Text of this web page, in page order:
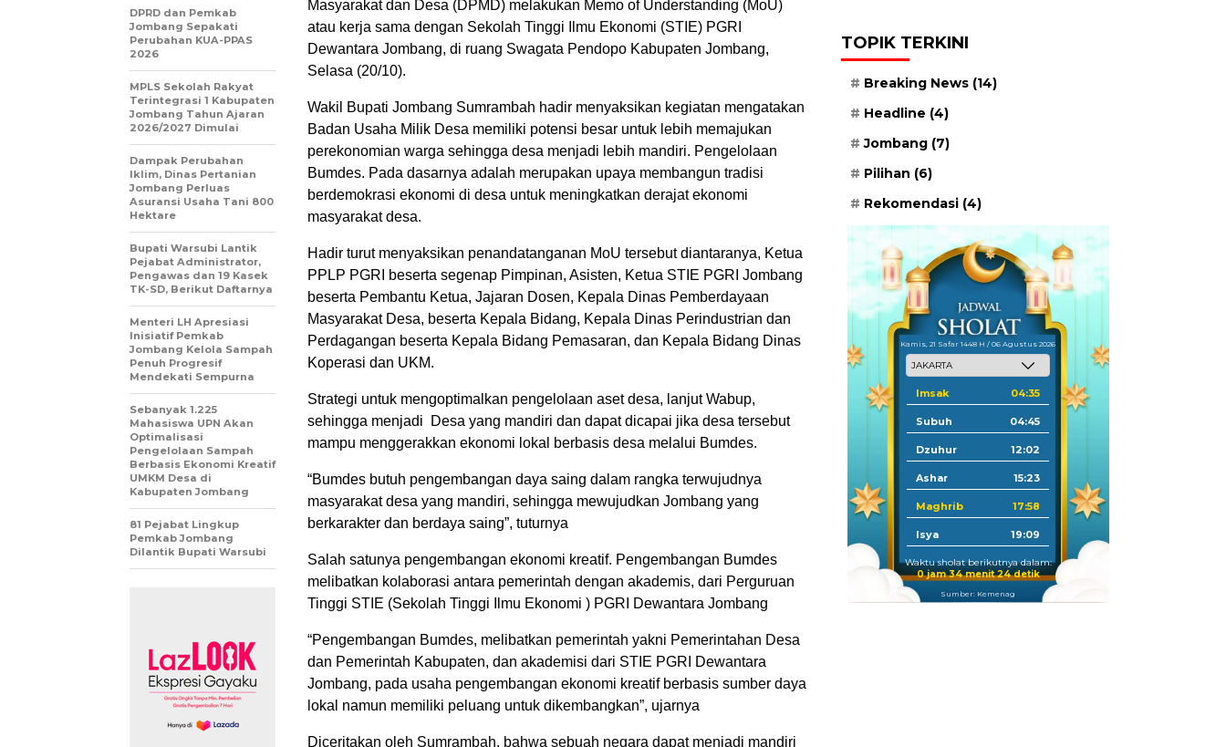
Masyarakat dan Desa (DPMD) melakukan Memo of Understanding (MoU)
atau kerja sama dengan Sekolah Tinggi Ilmu Ekonomi (STIE) PGRI
Dewantara Jombang, di ruang Swagata Pendopo Kabupaten Jombang,
Selasa (20/10).
Wakil Bupati Jombang Sumrambah hadir menyaksikan kegiatan mengatakan
Badan Usaha Milik Desa memiliki potensi besar untuk lebih memajukan
perekonomian warga sehingga desa menjadi lebih mandiri. Pengelolaan
Bumdes. Pada dasarnya adalah merupakan upaya membangun tradisi
berdemokrasi ekonomi di desa untuk meningkatkan derajat ekonomi
masyarakat desa.
Hadir turut menyaksikan penandatanganan MoU tersebut diantaranya, Ketua
PPLP PGRI beserta segenap Pimpinan, Asisten, Ketua STIE PGRI Jombang
beserta Pembantu Ketua, Jajaran Dosen, Kepala Dinas Pemberdayaan
Masyarakat Desa, beserta Kepala Bidang, Kepala Dinas Perindustrian dan
Perdagangan beserta Kepala Bidang Pemasaran, dan Kepala Bidang Dinas
Koperasi dan UKM.
Strategi untuk mengoptimalkan pengelolaan aset desa, lanjut Wabup,
sehingga menjadi Desa yang mandiri dan dapat dicapai jika desa tersebut
mampu menggerakkan ekonomi lokal berbasis desa melalui Bumdes.
“Bumdes butuh pengembangan daya saing dalam rangka terwujudnya
masyarakat desa yang mandiri, sehingga mewujudkan Jombang yang
berkarakter dan berdaya saing”, tuturnya
Salah satunya pengembangan ekonomi kreatif. Pengembangan Bumdes
melibatkan kolaborasi antara pemerintah dengan akademis, dari Perguruan
Tinggi STIE (Sekolah Tinggi Ilmu Ekonomi ) PGRI Dewantara Jombang
“Pengembangan Bumdes, melibatkan pemerintah yakni Pemerintahan Desa
dan Pemerintah Kabupaten, dan akademisi dari STIE PGRI Dewantara
Jombang, pada usaha pengembangan ekonomi kreatif berbasis sumber daya
lokal namun memiliki peluang untuk dikembangkan”, ujarnya
Diceritakan oleh Sumrambah, bahwa sebuah negara dapat menjadi mandiri
DPRD dan Pemkab
Jombang Sepakati
Perubahan KUA-PPAS
2026
MPLS Sekolah Rakyat
Terintegrasi 1 Kabupaten
Jombang Tahun Ajaran
2026/2027 Dimulai
Dampak Perubahan
Iklim, Dinas Pertanian
Jombang Perluas
Asuransi Usaha Tani 800
Hektare
Bupati Warsubi Lantik
Pejabat Administrator,
Pengawas dan 19 Kasek
TK-SD, Berikut Daftarnya
Menteri LH Apresiasi
Inisiatif Pemkab
Jombang Kelola Sampah
Penuh Progresif
Mendekati Sempurna
Sebanyak 1.225
Mahasiswa UPN Akan
Optimalisasi
Pengelolaan Sampah
Berbasis Ekonomi Kreatif
UMKM Desa di
Kabupaten Jombang
81 Pejabat Lingkup
Pemkab Jombang
Dilantik Bupati Warsubi
TOPIK TERKINI
Breaking News (14)
Headline (4)
Jombang (7)
Pilihan (6)
Rekomendasi (4)
Kamis, 21 Safar 1448 H / 06 Agustus 2026
Imsak 04:35
Subuh 04:45
Dzuhur 12:02
Ashar 15:23
Maghrib 17:58
Isya 19:09
Waktu sholat berikutnya dalam:
0 jam 34 menit 22 detik
Sumber: Kemenag